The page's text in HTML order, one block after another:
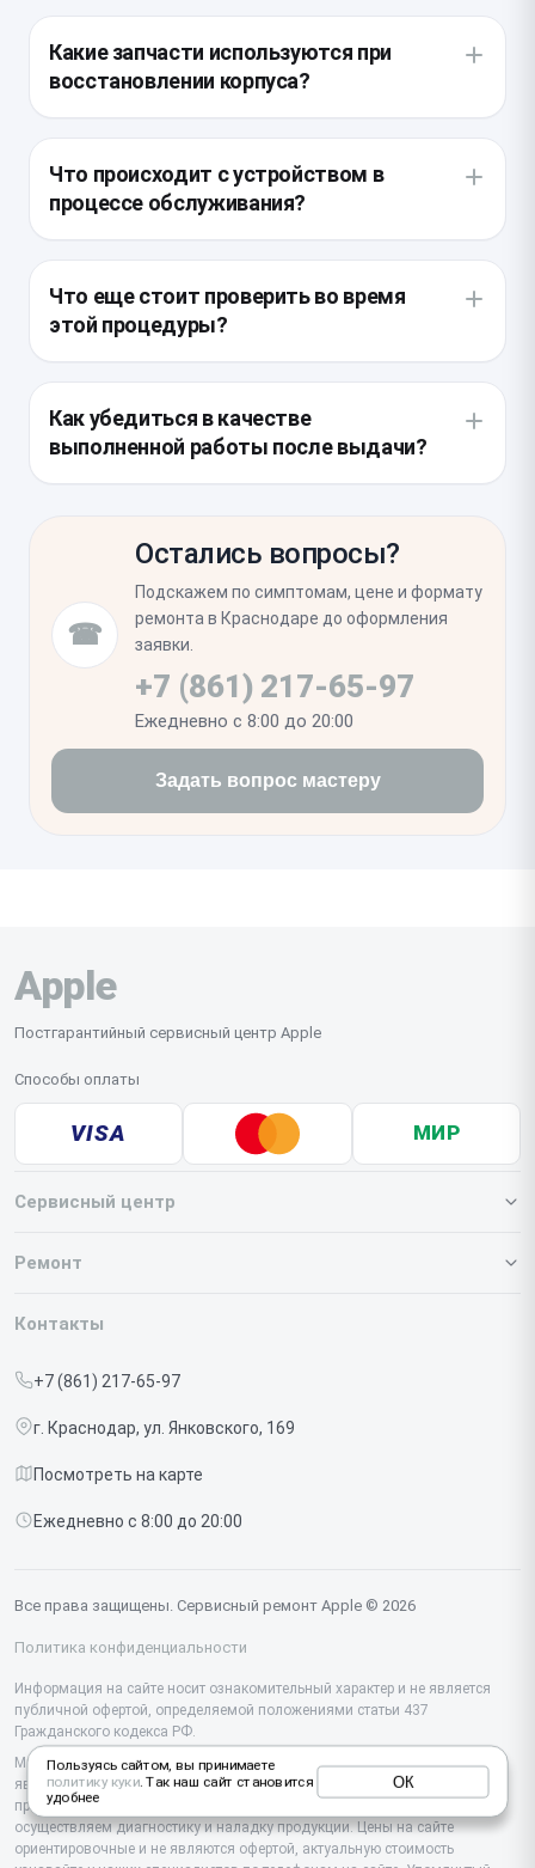
все компоненты плотно упакованы под задней
панелью. Мастер должен соблюдать особую
осторожность, чтобы не повредить шлейфы
под стеклянной поверхностью.
Какие запчасти используются при
восстановлении корпуса?
качественные дубликаты. Важно выбирать деталь,
точно соответствующую геометрии корпуса,
чтобы камера плотно прилегала к стеклу без
Что происходит с устройством в
процессе обслуживания?
Затем поверхность тщательно очищается от
старого клея, подготавливается основание и
фиксируется новая панель с применением
Что еще стоит проверить во время
этой процедуры?
пылезащитных сеток и проверить состояние
аккумулятора, так как корпус уже вскрыт. Также
мастер визуально осматривает материнскую плату
на наличие следов попадания влаги.
Как убедиться в качестве
выполненной работы после выдачи?
что функции беспроводной зарядки и фокусировка
камер работают корректно, так как они находятся
в непосредственной близости к зоне ремонта.
☎
Остались вопросы?
Подскажем по симптомам, цене и формату
ремонта в Краснодаре до оформления
заявки.
+7 (861) 217-65-97
Ежедневно с 8:00 до 20:00
Задать вопрос мастеру
Apple
Постгарантийный сервисный центр Apple
Способы оплаты
VISA МИР
Сервисный центр
О нашем сервисе
Срочный ремонт
Доставка и способы оплаты
Диагностика
Контакты
Ремонт
Iphone
Studio Display
Vision Pro
Контакты
+7 (861) 217-65-97
г. Краснодар, ул. Янковского, 169
Посмотреть на карте
Ежедневно с 8:00 до 20:00
Все права защищены. Сервисный ремонт Apple © 2026
Политика конфиденциальности
Информация на сайте носит ознакомительный характер и не является
публичной офертой, определяемой положениями статьи 437
Гражданского кодекса РФ.
Мы специализируемся на обслуживании и ремонте техники Apple, но не
являемся их официальным представителем. Предоставляем
профессиональные услуги после истечения гарантии, а также
осуществляем диагностику и наладку продукции. Цены на сайте
ориентировочные и не являются офертой, актуальную стоимость
Пользуясь сайтом, вы принимаете
политику куки. Так наш сайт становится
удобнее
ОК